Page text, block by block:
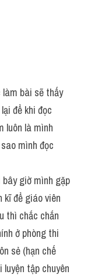
bài sẽ thấy
để khi đọc
luôn là mình
mình đọc
bây giờ mình gặp
kĩ để giáo viên
thì chắc chắn
ở phòng thi
sẻ (hạn chế
tập chuyên